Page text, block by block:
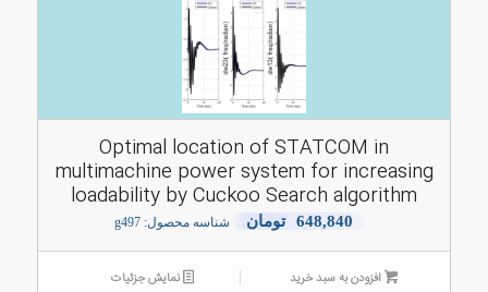
Optimal location of STATCOM in
multimachine power system for increasing
loadability by Cuckoo Search algorithm
648,840 تومان شناسه محصول: g497
افزودن به سبد خرید نمایش جزئیات